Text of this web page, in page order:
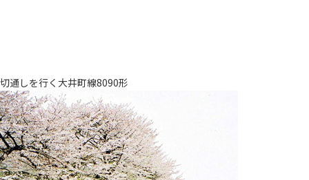
切通しを行く大井町線8090形